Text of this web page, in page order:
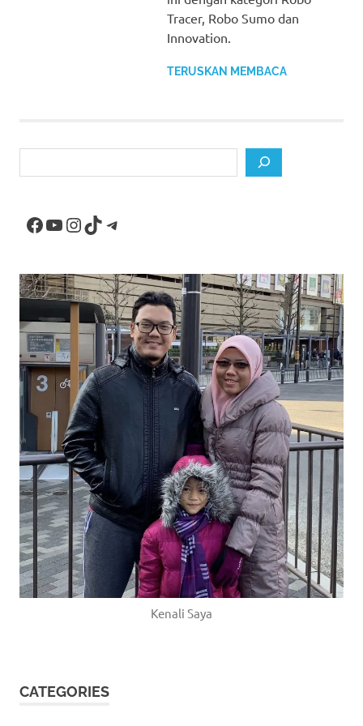
Tracer, Robo Sumo dan
Innovation.
TERUSKAN MEMBACA
Facebook
YouTube
Instagram
TikTokTelegram
Kenali Saya
CATEGORIES